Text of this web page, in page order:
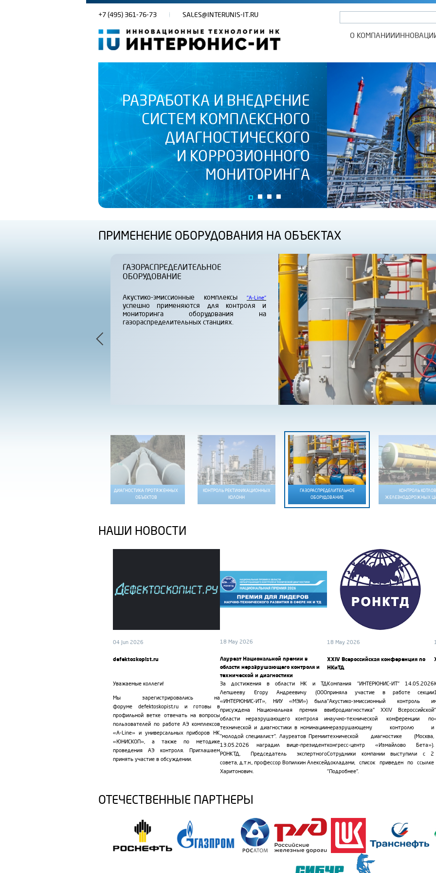
+7 (495) 361-76-73 SALES@INTERUNIS-IT.RU
О КОМПАНИИ
РАЗРАБОТКА И ВНЕДРЕНИЕ
СИСТЕМ КОМПЛЕКСНОГО
ДИАГНОСТИЧЕСКОГО
И КОРРОЗИОННОГО
МОНИТОРИНГА
ПРИМЕНЕНИЕ ОБОРУДОВАНИЯ НА ОБЪЕКТАХ
ГАЗОРАСПРЕДЕЛИТЕЛЬНОЕ
ОБОРУДОВАНИЕ
Акустико-эмиссионные комплексы "A-Line"
успешно применяются для контроля и
мониторинга оборудования на
газораспределительных станциях.
ДИАГНОСТИКА ПРОТЯЖЕННЫХ
ОБЪЕКТОВ
КОНТРОЛЬ РЕКТИФИКАЦИОННЫХ
КОЛОНН
ГАЗОРАСПРЕДЕЛИТЕЛЬНОЕ
ОБОРУДОВАНИЕ
КОНТРОЛЬ КОТЛОВ
ЖЕЛЕЗНОДОРОЖНЫХ
НАШИ НОВОСТИ
04 Jun 2026
defektoskopist.ru
Уважаемые коллеги!
Мы зарегистрировались на
форуме defektoskopist.ru и готовы в
профильнойветке
отвечать на вопросы
пользователей по работе АЭ комплексов
«A-Line» и универсальных приборов НК
«ЮНИСКОП», а также по методике
проведения АЭ контроля. Приглашаем
принять участие в обсуждении.
18 May 2026
Лауреат Национальной премии в
области неразрушающего контроля и
технической и диагностики
За достижения в области НК и ТД
Лепшееву Егору Андреевичу (ООО
«ИНТЕРЮНИС-ИТ», НИУ «МЭИ») была
присуждена Национальная премия в
области неразрушающего контроля и
технической и диагностики в номинации
"молодой специалист". Лауреатов Премии
13.05.2026 наградил вице-президент
РОНКТД, Председатель экспертного
совета, д.т.н., профессор Вопилкин Алексей
Харитонович.
18 May 2026
XXIV Всероссийская конференция по
НКиТД
Компания "ИНТЕРЮНИС-ИТ" 14.05.2026
приняла участие в работе секции
"Акустико-эмиссионный контроль и
вибродиагностика" XXIV Всероссийской
научно-технической конференции по
неразрушающему контролю и
технической диагностике (Москва,
конгресс-центр «Измайлово Бета»).
Сотрудники компании выступили с 2
докладами, список приведен по ссылке
"Подробнее".
ОТЕЧЕСТВЕННЫЕ ПАРТНЕРЫ